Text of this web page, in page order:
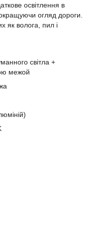
освітлення в
огляд дороги.
як волога, пил і
світла +
межой